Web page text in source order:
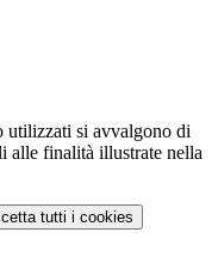
utilizzati si avvalgono di
alle finalità illustrate nella
tutti i cookies